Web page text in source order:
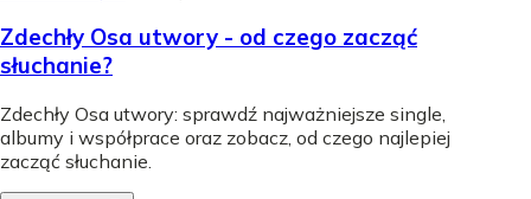
Zdechły Osa utwory - od czego zacząć
słuchanie?
Zdechły Osa utwory: sprawdź najważniejsze single,
albumy i współprace oraz zobacz, od czego najlepiej
zacząć słuchanie.